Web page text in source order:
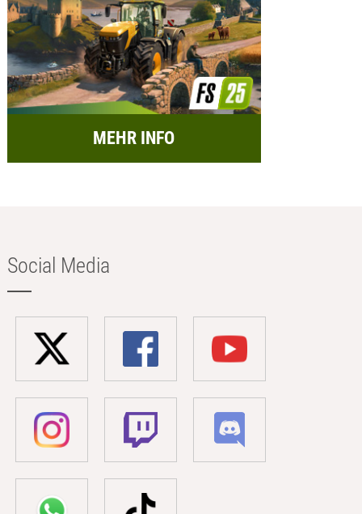
MEHR INFO
Social Media